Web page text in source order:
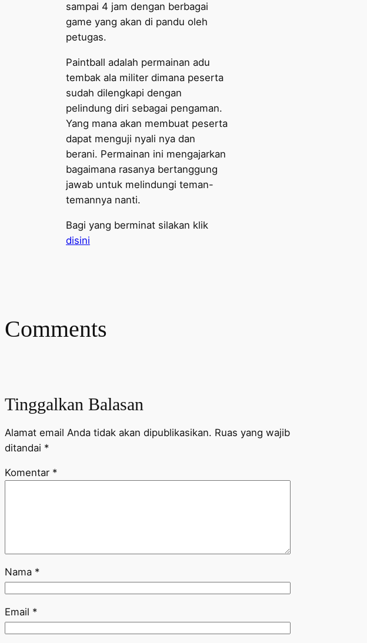
sampai 4 jam dengan berbagai
game yang akan di pandu oleh
petugas.
Paintball adalah permainan adu
tembak ala militer dimana peserta
sudah dilengkapi dengan
pelindung diri sebagai pengaman.
Yang mana akan membuat peserta
dapat menguji nyali nya dan
berani. Permainan ini mengajarkan
bagaimana rasanya bertanggung
jawab untuk melindungi teman-
temannya nanti.
Bagi yang berminat silakan klik
disini
Comments
Tinggalkan Balasan
Alamat email Anda tidak akan dipublikasikan. Ruas yang wajib
ditandai *
Komentar *
Nama *
Email *